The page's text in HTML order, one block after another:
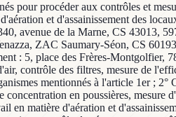
pour procéder aux contrôles et
et d'assainissement des
avenue de la Marne, CS 43013,
ZAC Saumary-Séon, CS
: 5, place des Frères-Montgolfier,
contrôle des filtres, mesure de
mentionnés à l'article 1er ;
concentration en poussières,
en matière d'aération et